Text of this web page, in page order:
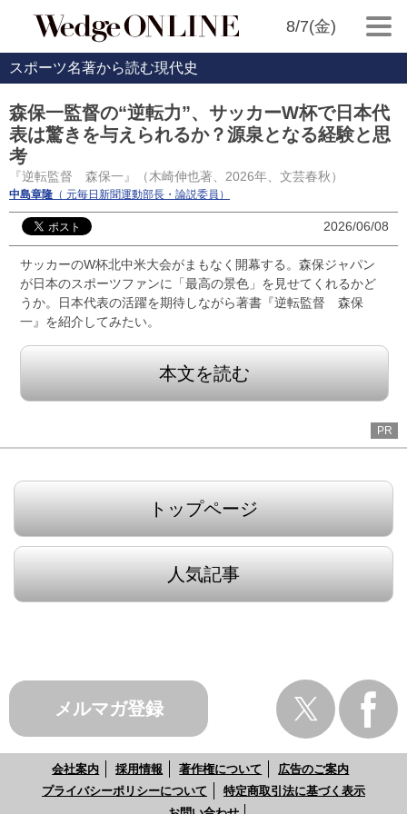
8/7(金)
スポーツ名著から読む現代史
森保一監督の“逆転力”、サッカーW杯で日本代
表は驚きを与えられるか？源泉となる経験と思
考
『逆転監督 森保一』（木崎伸也著、2026年、文芸春秋）
中島章隆 （ 元毎日新聞運動部長・論説委員）
2026/06/08
サッカーのW杯北中米大会がまもなく開幕する。森保ジャパン
が日本のスポーツファンに「最高の景色」を見せてくれるかど
うか。日本代表の活躍を期待しながら著書『逆転監督 森保
一』を紹介してみたい。
本文を読む
PR
トップページ
人気記事
メルマガ登録
会社案内 採用情報 著作権について
広告のご案内
プライバシーポリシーについて
特定商取引法に基づく表示